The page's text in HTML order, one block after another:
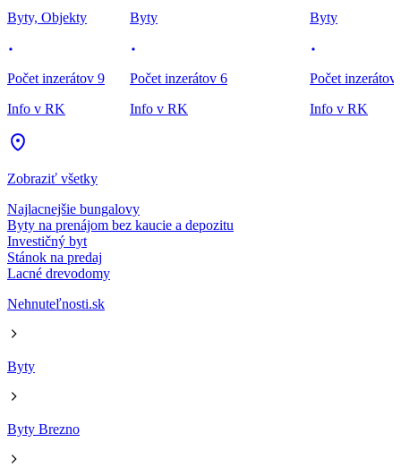
Byty, Objekty
Počet inzerátov 9
Info v RK
Byty
Počet inzerátov 6
Info v RK
Byty
Počet inzerátov
Info v RK
Zobraziť všetky
Najlacnejšie bungalovy
Byty na prenájom bez kaucie a depozitu
Investičný byt
Stánok na predaj
Lacné drevodomy
Nehnuteľnosti.sk
Byty
Byty Brezno